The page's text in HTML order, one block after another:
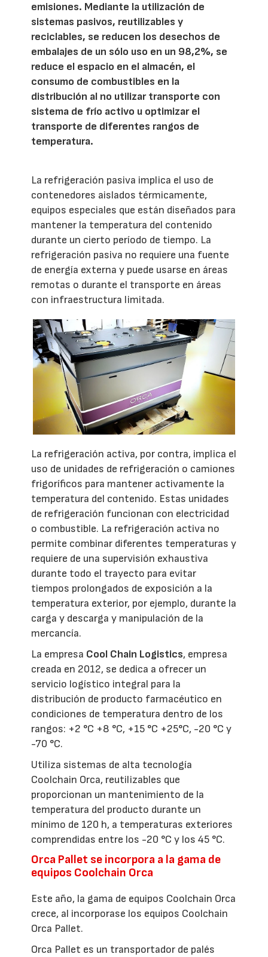
emisiones. Mediante la utilización de
sistemas pasivos, reutilizables y
reciclables, se reducen los desechos de
embalajes de un sólo uso en un 98,2%, se
reduce el espacio en el almacén, el
consumo de combustibles en la
distribución al no utilizar transporte con
sistema de frío activo u optimizar el
transporte de diferentes rangos de
temperatura.
La refrigeración pasiva implica el uso de
contenedores aislados térmicamente,
equipos especiales que están diseñados para
mantener la temperatura del contenido
durante un cierto período de tiempo. La
refrigeración pasiva no requiere una fuente
de energía externa y puede usarse en áreas
remotas o durante el transporte en áreas
con infraestructura limitada.
La refrigeración activa, por contra, implica el
uso de unidades de refrigeración o camiones
frigoríficos para mantener activamente la
temperatura del contenido. Estas unidades
de refrigeración funcionan con electricidad
o combustible. La refrigeración activa no
permite combinar diferentes temperaturas y
requiere de una supervisión exhaustiva
durante todo el trayecto para evitar
tiempos prolongados de exposición a la
temperatura exterior, por ejemplo, durante la
carga y descarga y manipulación de la
mercancía.
La empresa Cool Chain Logistics, empresa
creada en 2012, se dedica a ofrecer un
servicio logístico integral para la
distribución de producto farmacéutico en
condiciones de temperatura dentro de los
rangos: +2 °C +8 °C, +15 °C +25°C, -20 °C y
-70 °C.
Utiliza sistemas de alta tecnología
Coolchain Orca, reutilizables que
proporcionan un mantenimiento de la
temperatura del producto durante un
mínimo de 120 h, a temperaturas exteriores
comprendidas entre los -20 °C y los 45 °C.
Orca Pallet se incorpora a la gama de
equipos Coolchain Orca
Este año, la gama de equipos Coolchain Orca
crece, al incorporase los equipos Coolchain
Orca Pallet.
Orca Pallet es un transportador de palés